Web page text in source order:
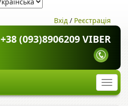
Вхід / Реєстрація
+38 (093)8906209 VIBER